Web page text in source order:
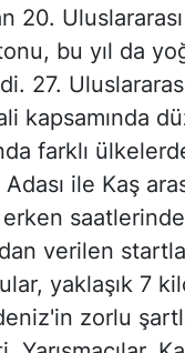
20.
bu yıl da
27.
kapsamında
farklı
ile Kaş
erken
verilen
yaklaşık 7
zorlu